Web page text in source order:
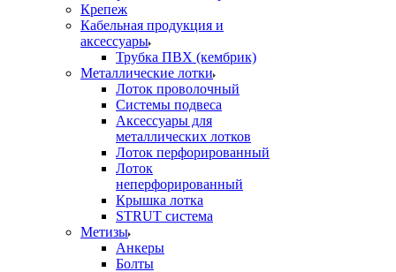
Крепеж
Кабельная продукция и
аксессуары
Трубка ПВХ (кембрик)
Металлические лотки
Лоток проволочный
Системы подвеса
Аксессуары для
металлических лотков
Лоток перфорированный
Лоток
неперфорированный
Крышка лотка
STRUT система
Метизы
Анкеры
Болты